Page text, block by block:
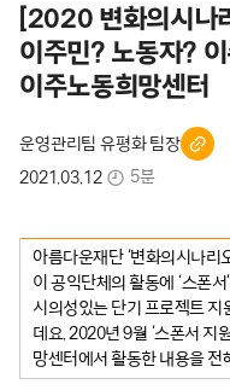
[2020 변화의시나
이주민? 노동자?
이주노동희망센터
운영관리팀 유평화 팀장
2021.03.12
5분
아름다운재단 ‘변화의시나리
이 공익단체의 활동에 ‘스폰
시의성있는 단기 프로젝트
데요. 2020년 9월 ‘스폰서 지
망센터에서 활동한 내용을 전